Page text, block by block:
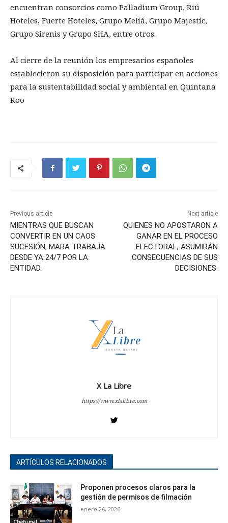
encuentran consorcios como Palladium Group, Riú
Hoteles, Fuerte Hoteles, Grupo Meliá, Grupo Majestic,
Grupo Sirenis y Grupo SHA, entre otros.
Al cierre de la reunión los empresarios españoles
establecieron su disposición para participar en acciones
para la sustentabilidad social y ambiental en Quintana
Roo
Previous article
MIENTRAS QUE BUSCAN
CONVERTIR EN UN CAOS
SUCESIÓN, MARA TRABAJA
DESDE YA 24/7 POR LA
ENTIDAD.
Next article
QUIENES NO APOSTARON A
GANAR EN EL PROCESO
ELECTORAL, ASUMIRÁN
CONSECUENCIAS DE SUS
DECISIONES.
X La Libre
https://www.xlalibre.com
ARTÍCULOS RELACIONADOS
Proponen procesos claros para la
gestión de permisos de filmación
enero 26, 2026